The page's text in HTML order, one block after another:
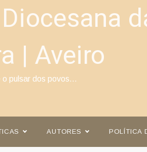
| Aveiro
o pulsar dos povos…
AUTORES POLÍTICA